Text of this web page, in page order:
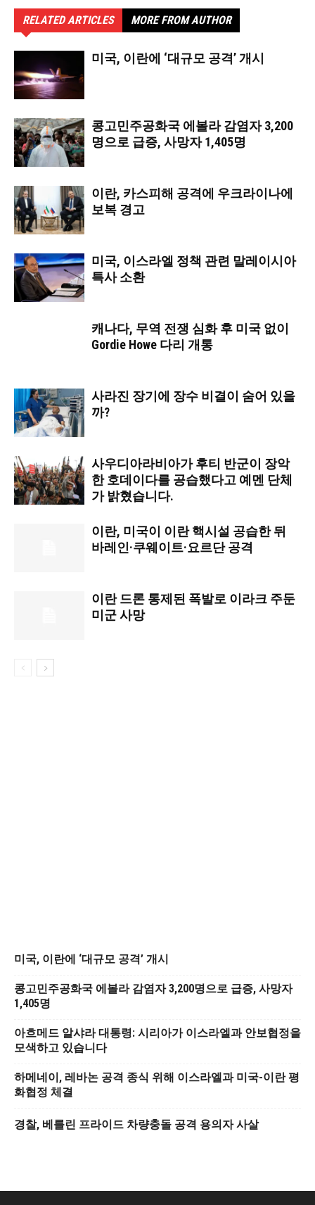
RELATED ARTICLES MORE FROM AUTHOR
미국, 이란에 ‘대규모 공격’ 개시
콩고민주공화국 에볼라 감염자 3,200
명으로 급증, 사망자 1,405명
이란, 카스피해 공격에 우크라이나에
보복 경고
미국, 이스라엘 정책 관련 말레이시아
특사 소환
캐나다, 무역 전쟁 심화 후 미국 없이
Gordie Howe 다리 개통
사라진 장기에 장수 비결이 숨어 있을
까?
사우디아라비아가 후티 반군이 장악
한 호데이다를 공습했다고 예멘 단체
가 밝혔습니다.
이란, 미국이 이란 핵시설 공습한 뒤
바레인·쿠웨이트·요르단 공격
이란 드론 통제된 폭발로 이라크 주둔
미군 사망
미국, 이란에 ‘대규모 공격’ 개시
콩고민주공화국 에볼라 감염자 3,200명으로 급증, 사망자
1,405명
아흐메드 알샤라 대통령: 시리아가 이스라엘과 안보협정을
모색하고 있습니다
하메네이, 레바논 공격 종식 위해 이스라엘과 미국-이란 평
화협정 체결
경찰, 베를린 프라이드 차량충돌 공격 용의자 사살